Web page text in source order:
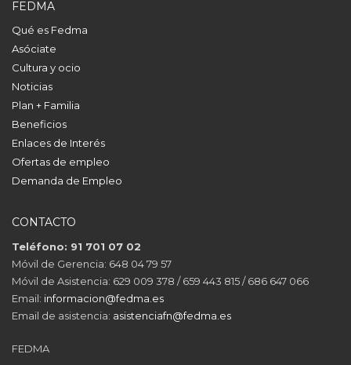
FEDMA
Qué es Fedma
Asóciate
Cultura y ocio
Noticias
Plan + Familia
Beneficios
Enlaces de Interés
Ofertas de empleo
Demanda de Empleo
CONTACTO
Teléfono: 91 701 07 02
Móvil de Gerencia: 648 04 79 57
Móvil de Asistencia: 629 009 378 / 659 443 815 / 686 647 066
Email: informacion@fedma.es
Email de asistencia: asistenciafn@fedma.es
FEDMA